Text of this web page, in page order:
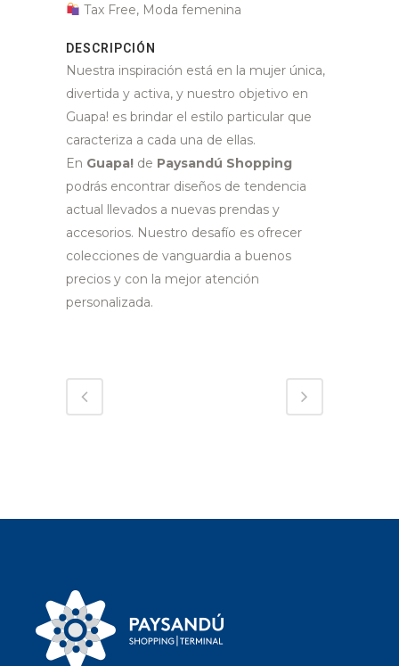
Tax Free, Moda femenina
DESCRIPCIÓN
Nuestra inspiración está en la mujer única,
divertida y activa, y nuestro objetivo en
Guapa! es brindar el estilo particular que
caracteriza a cada una de ellas.
En Guapa! de Paysandú Shopping
podrás encontrar diseños de tendencia
actual llevados a nuevas prendas y
accesorios. Nuestro desafío es ofrecer
colecciones de vanguardia a buenos
precios y con la mejor atención
personalizada.